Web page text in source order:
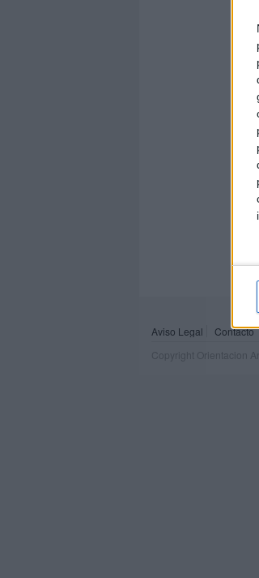
Aviso Legal Contacto
Copyright Orientacion